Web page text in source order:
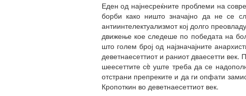
Еден од најнесреќните проблеми на
борби како ништо значајно да не се
антиинтелектуализмот кој долго
движење кое следеше по победата на
што голем број од најзначајните
деветнаесеттиот и раниот дваесетти век.
шеесеттите сè уште треба да се
отстрани препреките и да ги опфати
Кропоткин во деветнаесеттиот век.